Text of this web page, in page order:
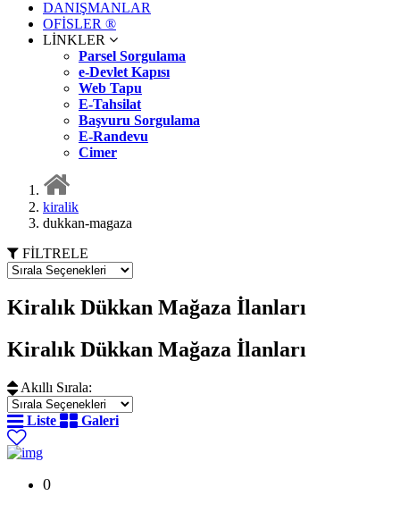
DANIŞMANLAR
OFİSLER ®
LİNKLER
Parsel Sorgulama
e-Devlet Kapısı
Web Tapu
E-Tahsilat
Başvuru Sorgulama
E-Randevu
Cimer
kiralik
dukkan-magaza
FİLTRELE
Kiralık Dükkan Mağaza İlanları
Kiralık Dükkan Mağaza İlanları
Akıllı Sırala:
Liste Galeri
0